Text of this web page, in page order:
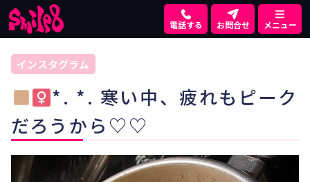
電話する お問合せ メニュー
インスタグラム
*. *. 寒い中、疲れもピーク
だろうから♡♡